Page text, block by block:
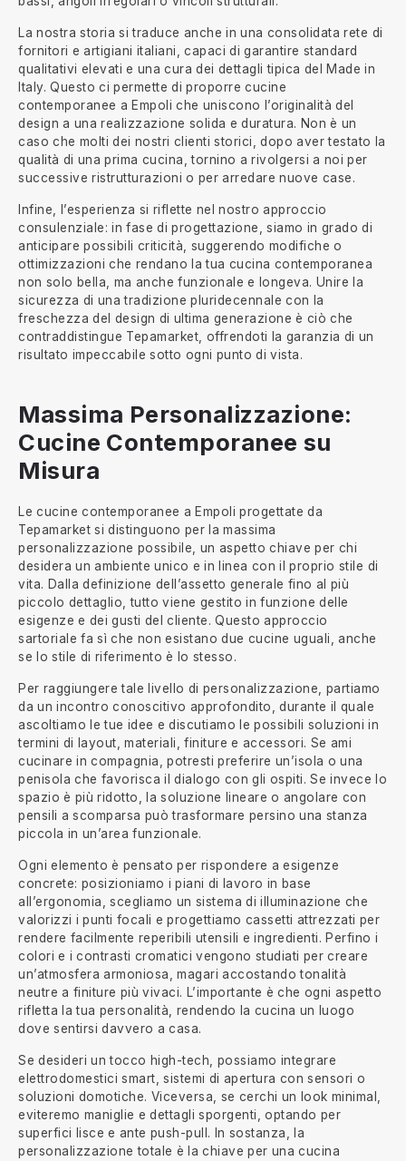
La nostra storia si traduce anche in una consolidata rete di
fornitori e artigiani italiani, capaci di garantire standard
qualitativi elevati e una cura dei dettagli tipica del Made in
Italy. Questo ci permette di proporre cucine
contemporanee a Empoli che uniscono l’originalità del
design a una realizzazione solida e duratura. Non è un
caso che molti dei nostri clienti storici, dopo aver testato la
qualità di una prima cucina, tornino a rivolgersi a noi per
successive ristrutturazioni o per arredare nuove case.
Infine, l’esperienza si riflette nel nostro approccio
consulenziale: in fase di progettazione, siamo in grado di
anticipare possibili criticità, suggerendo modifiche o
ottimizzazioni che rendano la tua cucina contemporanea
non solo bella, ma anche funzionale e longeva. Unire la
sicurezza di una tradizione pluridecennale con la
freschezza del design di ultima generazione è ciò che
contraddistingue Tepamarket, offrendoti la garanzia di un
risultato impeccabile sotto ogni punto di vista.
Massima Personalizzazione:
Cucine Contemporanee su
Misura
Le cucine contemporanee a Empoli progettate da
Tepamarket si distinguono per la massima
personalizzazione possibile, un aspetto chiave per chi
desidera un ambiente unico e in linea con il proprio stile di
vita. Dalla definizione dell’assetto generale fino al più
piccolo dettaglio, tutto viene gestito in funzione delle
esigenze e dei gusti del cliente. Questo approccio
sartoriale fa sì che non esistano due cucine uguali, anche
se lo stile di riferimento è lo stesso.
Per raggiungere tale livello di personalizzazione, partiamo
da un incontro conoscitivo approfondito, durante il quale
ascoltiamo le tue idee e discutiamo le possibili soluzioni in
termini di layout, materiali, finiture e accessori. Se ami
cucinare in compagnia, potresti preferire un’isola o una
penisola che favorisca il dialogo con gli ospiti. Se invece lo
spazio è più ridotto, la soluzione lineare o angolare con
pensili a scomparsa può trasformare persino una stanza
piccola in un’area funzionale.
Ogni elemento è pensato per rispondere a esigenze
concrete: posizioniamo i piani di lavoro in base
all’ergonomia, scegliamo un sistema di illuminazione che
valorizzi i punti focali e progettiamo cassetti attrezzati per
rendere facilmente reperibili utensili e ingredienti. Perfino i
colori e i contrasti cromatici vengono studiati per creare
un’atmosfera armoniosa, magari accostando tonalità
neutre a finiture più vivaci. L’importante è che ogni aspetto
rifletta la tua personalità, rendendo la cucina un luogo
dove sentirsi davvero a casa.
Se desideri un tocco high-tech, possiamo integrare
elettrodomestici smart, sistemi di apertura con sensori o
soluzioni domotiche. Viceversa, se cerchi un look minimal,
eviteremo maniglie e dettagli sporgenti, optando per
superfici lisce e ante push-pull. In sostanza, la
personalizzazione totale è la chiave per una cucina